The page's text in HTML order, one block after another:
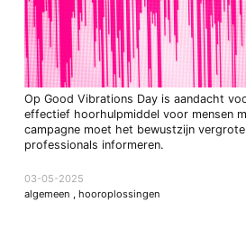
Op Good Vibrations Day is aandacht
effectief hoorhulpmiddel voor mensen
campagne moet het bewustzijn
professionals informeren.
03-05-2025
algemeen , hooroplossingen